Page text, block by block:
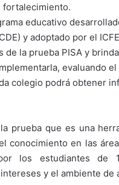
fortalecimiento.
educativo
y adoptado por el
de la prueba PISA y
evaluando
colegio podrá obtener
prueba que es una
conocimiento en las
los estudiantes
y el ambiente